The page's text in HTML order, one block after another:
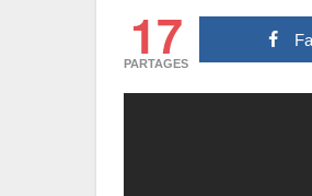
17
PARTAGES